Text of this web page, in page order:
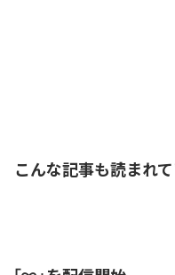
こんな記事も読まれ